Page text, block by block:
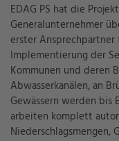
EDAG PS hat die
Generalunternehmer
erster
Implementierung der
Kommunen und deren
Abwasserkanälen, an
Gewässern werden bis
arbeiten komplett
Niederschlagsmengen,